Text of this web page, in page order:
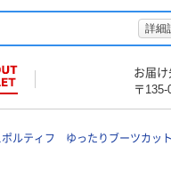
詳細
お届け
〒135-
ポルティフ ゆったりブーツカッ